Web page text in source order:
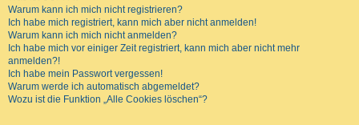
Warum kann ich mich nicht registrieren?
Ich habe mich registriert, kann mich aber nicht anmelden!
Warum kann ich mich nicht anmelden?
Ich habe mich vor einiger Zeit registriert, kann mich aber nicht mehr
anmelden?!
Ich habe mein Passwort vergessen!
Warum werde ich automatisch abgemeldet?
Wozu ist die Funktion „Alle Cookies löschen“?